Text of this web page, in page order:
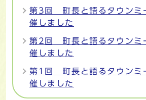
第3回 町長と語るタウンミ
催しました
第2回 町長と語るタウンミ
催しました
第1回 町長と語るタウンミ
催しました